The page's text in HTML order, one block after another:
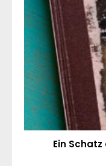
Ein